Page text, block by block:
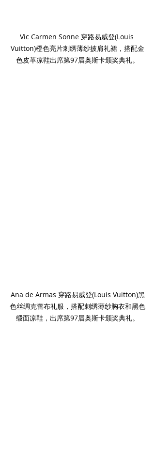
Vic Carmen Sonne 穿路易威登(Louis
Vuitton)橙色亮片刺绣薄纱披肩礼裙，搭配金
色皮革凉鞋出席第97届奥斯卡颁奖典礼。
Ana de Armas 穿路易威登(Louis Vuitton)黑
色丝绸克蕾布礼服，搭配刺绣薄纱胸衣和黑色
缎面凉鞋，出席第97届奥斯卡颁奖典礼。